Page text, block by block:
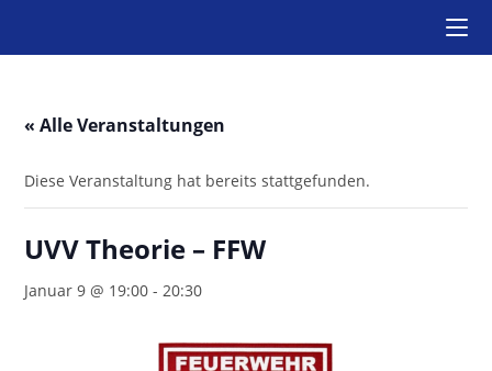
« Alle Veranstaltungen
Diese Veranstaltung hat bereits stattgefunden.
UVV Theorie – FFW
Januar 9 @ 19:00 -20:30